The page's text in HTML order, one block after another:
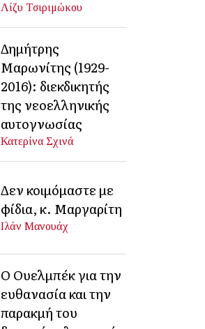
Λίζυ Τσιριμώκου
Δημήτρης
Μαρωνίτης (1929-
2016): διεκδικητής
της νεοελληνικής
αυτογνωσίας
Κατερίνα Σχινά
Δεν κοιμόμαστε με
φίδια, κ. Μαργαρίτη
Ιλάν Μανουάχ
Ο Ουελμπέκ για την
ευθανασία και την
παρακμή του